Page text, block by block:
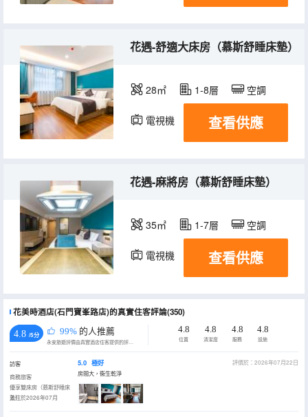
花遇-舒適大床房（慕斯舒睡床墊）
28㎡ 1-8層 空調
電視機 查看供應
花遇-麻將房（慕斯舒睡床墊）
35㎡ 1-7層 空調
電視機 查看供應
花美時酒店(石門寶峯路店)的真實住客評論(350)
4.8 /5分 99% 的人推薦
永安旅遊評價由真實酒店住客提供的評價。
4.8
位置
4.8
清潔度
4.8
服務
4.8
設施
訪客
商務旅客
優享雙床房（慕斯舒睡床
墊）
入住於2026年07月
5.0 極好
評價於：2026年07月22日
房間大，衞生乾淨